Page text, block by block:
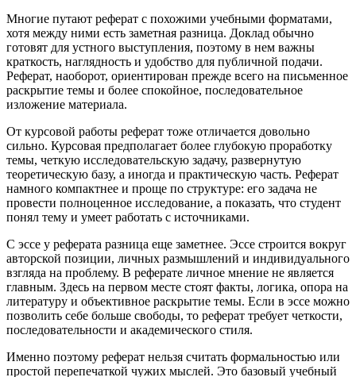
Многие путают реферат с похожими учебными форматами,
хотя между ними есть заметная разница. Доклад обычно
готовят для устного выступления, поэтому в нем важны
краткость, наглядность и удобство для публичной подачи.
Реферат, наоборот, ориентирован прежде всего на письменное
раскрытие темы и более спокойное, последовательное
изложение материала.
От курсовой работы реферат тоже отличается довольно
сильно. Курсовая предполагает более глубокую проработку
темы, четкую исследовательскую задачу, развернутую
теоретическую базу, а иногда и практическую часть. Реферат
намного компактнее и проще по структуре: его задача не
провести полноценное исследование, а показать, что студент
понял тему и умеет работать с источниками.
С эссе у реферата разница еще заметнее. Эссе строится вокруг
авторской позиции, личных размышлений и индивидуального
взгляда на проблему. В реферате личное мнение не является
главным. Здесь на первом месте стоят факты, логика, опора на
литературу и объективное раскрытие темы. Если в эссе можно
позволить себе больше свободы, то реферат требует четкости,
последовательности и академического стиля.
Именно поэтому реферат нельзя считать формальностью или
простой перепечаткой чужих мыслей. Это базовый учебный